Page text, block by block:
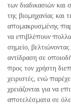
των διαδικασιών
της βιομηχανίας και
απομακρυσμένης
να επιβλέπουν
σημείο,
αντίδραση σε
προς τον χρήστη
χειριστές, ενώ
χρειάζονται για να
αποτελέσματα σε